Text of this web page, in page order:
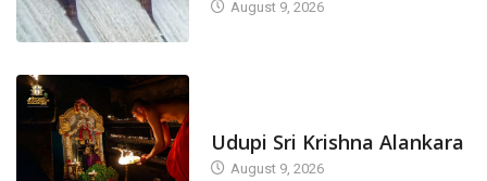
August 9, 2026
Udupi Sri Krishna Alankara
August 9, 2026